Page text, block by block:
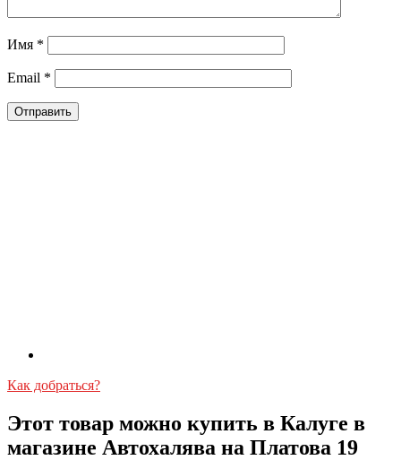
Имя *
Email *
Как добраться?
Этот товар можно купить в Калуге в
магазине Автохалява на Платова 19